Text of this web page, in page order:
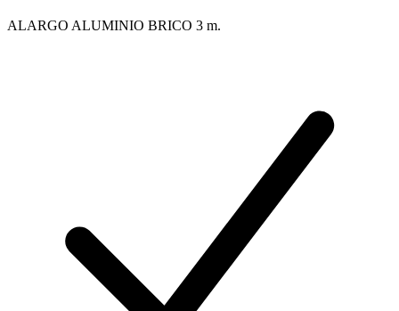
ALARGO ALUMINIO BRICO 3 m.